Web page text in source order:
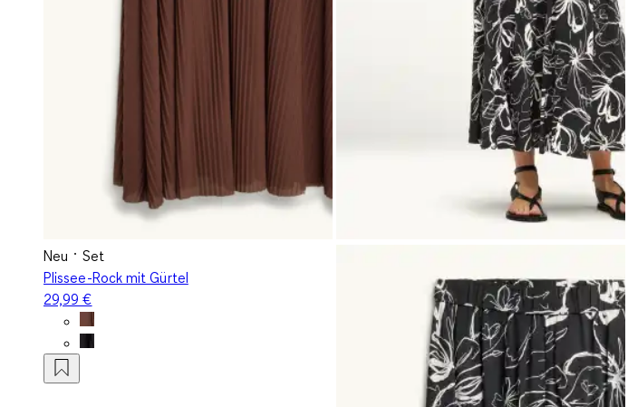
Neu
Set
Plissee-Rock mit Gürtel
29,99 €